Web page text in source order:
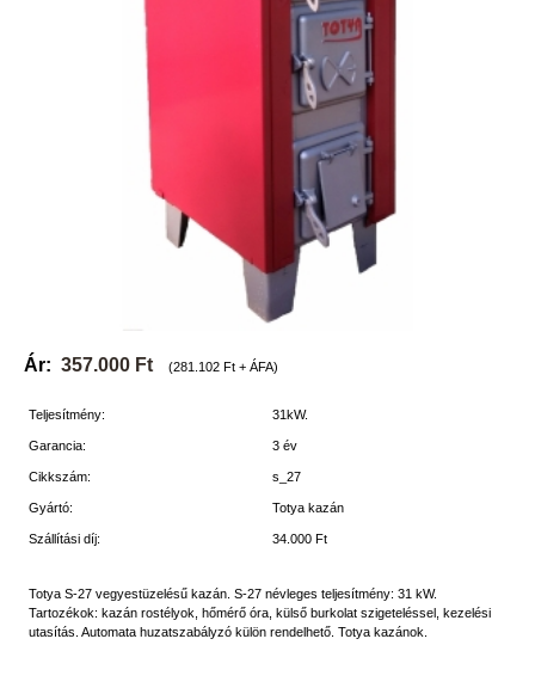
Ár: 357.000 Ft (281.102 Ft + ÁFA)
Teljesítmény: 31kW.
Garancia: 3 év
Cikkszám: s_27
Gyártó: Totya kazán
Szállítási díj: 34.000 Ft
Totya S-27 vegyestüzelésű kazán. S-27 névleges teljesítmény: 31 kW.
Tartozékok: kazán rostélyok, hőmérő óra, külső burkolat szigeteléssel, kezelési
utasítás. Automata huzatszabályzó külön rendelhető. Totya kazánok.